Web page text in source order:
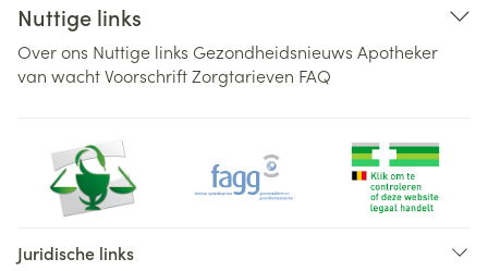
Nuttige links
Over ons Nuttige links Gezondheidsnieuws Apotheker
van wachtVoorschriftZorgtarieven FAQ
Juridische links